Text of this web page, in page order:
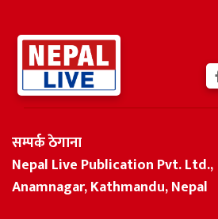
सम्पर्क ठेगाना
Nepal Live Publication Pvt. Ltd.,
Anamnagar, Kathmandu, Nepal